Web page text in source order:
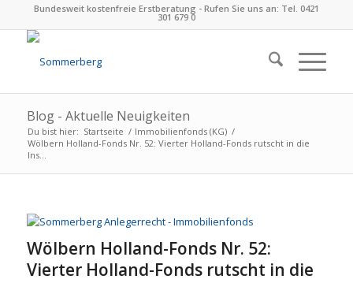
Bundesweit kostenfreie Erstberatung - Rufen Sie uns an: Tel. 0421
301 679 0
Blog - Aktuelle Neuigkeiten
Du bist hier: Startseite / Immobilienfonds (KG) /
Wölbern Holland-Fonds Nr. 52: Vierter Holland-Fonds rutscht in die
Ins...
Wölbern Holland-Fonds Nr. 52:
Vierter Holland-Fonds rutscht in die